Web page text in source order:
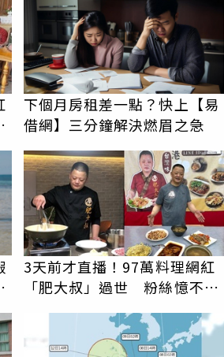
下個月房租差一點？快上【易
借網】三分鐘解決燃眉之急
3天前才直播！97萬料理網紅
「肥大叔」過世 粉絲憶不對
勁：瘦得不合理